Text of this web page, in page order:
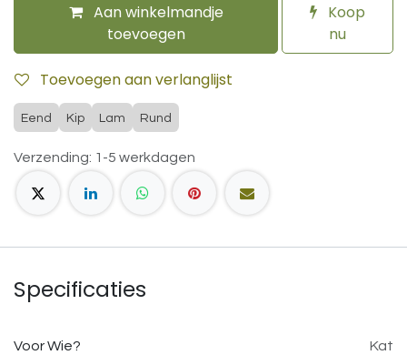
Aan winkelmandje
toevoegen
Koop
nu
Toevoegen aan verlanglijst
Eend Kip Lam Rund
Verzending: 1-5 werkdagen
Specificaties
Voor Wie? Kat